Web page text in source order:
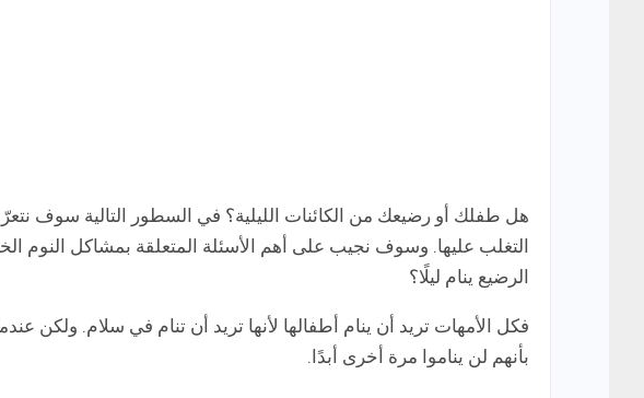
هل طفلك أو رضيعك من الكائنات الليلية؟ في السطور التالية سوف
التغلب عليها. وسوف نجيب على أهم الأسئلة المتعلقة بمشاكل النوم
الرضيع ينام ليلًا؟
فكل الأمهات تريد أن ينام أطفالها لأنها تريد أن تنام في سلام. ولكن
بأنهم لن يناموا مرة أخرى أبدًا.